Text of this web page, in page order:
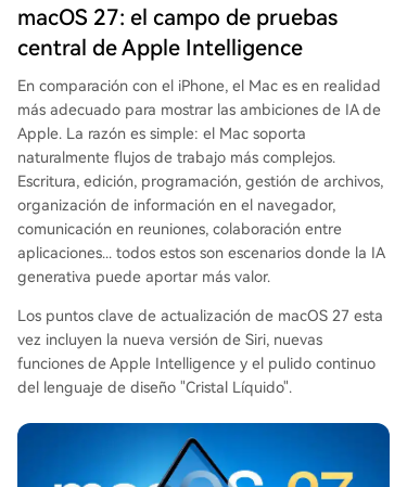
macOS 27: el campo de pruebas
central de Apple Intelligence
En comparación con el iPhone, el Mac es en realidad
más adecuado para mostrar las ambiciones de IA de
Apple. La razón es simple: el Mac soporta
naturalmente flujos de trabajo más complejos.
Escritura, edición, programación, gestión de archivos,
organización de información en el navegador,
comunicación en reuniones, colaboración entre
aplicaciones... todos estos son escenarios donde la IA
generativa puede aportar más valor.
Los puntos clave de actualización de macOS 27 esta
vez incluyen la nueva versión de Siri, nuevas
funciones de Apple Intelligence y el pulido continuo
del lenguaje de diseño "Cristal Líquido".